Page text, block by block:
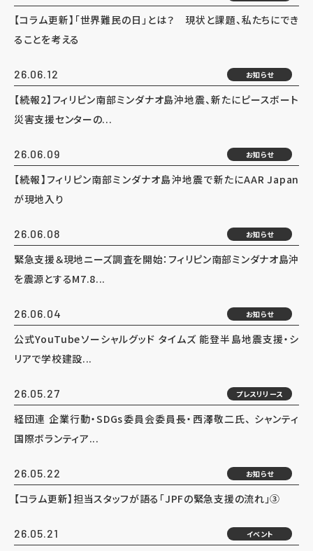
【コラム更新】「世界難民の日」とは？ 現状と課題、私たちにでき
ることを考える
26.06.12 お知らせ
【続報2】フィリピン南部ミンダナオ島沖地震、新たにピースボート
災害支援センターの...
26.06.09 お知らせ
【続報】フィリピン南部ミンダナオ島沖地震で新たにAAR Japan
が現地入り
26.06.08 お知らせ
緊急支援＆現地ニーズ調査を開始：フィリピン南部ミンダナオ島沖
を震源とするM7.8...
26.06.04 お知らせ
公式YouTubeソーシャルグッド タイムズ 能登半島地震支援・シ
リアで学校建設...
26.05.27 プレスリリース
経団連 企業行動・SDGs委員会委員長・西澤敬二氏、 シャンティ
国際ボランティア...
26.05.22 お知らせ
【コラム更新】担当スタッフが語る「JPFの緊急支援の流れ」③
26.05.21 イベント